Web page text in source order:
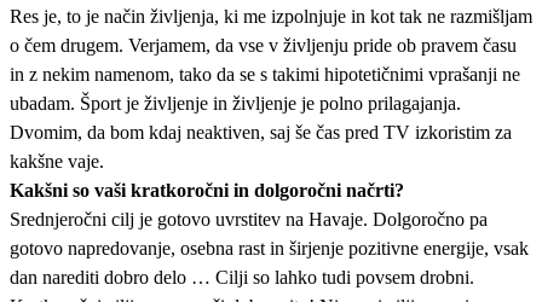
Res je, to je način življenja, ki me izpolnjuje in kot tak ne razmišljam
o čem drugem. Verjamem, da vse v življenju pride ob pravem času
in z nekim namenom, tako da se s takimi hipotetičnimi vprašanji ne
ubadam. Šport je življenje in življenje je polno prilagajanja.
Dvomim, da bom kdaj neaktiven, saj še čas pred TV izkoristim za
kakšne vaje.
Kakšni so vaši kratkoročni in dolgoročni načrti?
Srednjeročni cilj je gotovo uvrstitev na Havaje. Dolgoročno pa
gotovo napredovanje, osebna rast in širjenje pozitivne energije, vsak
dan narediti dobro delo … Cilji so lahko tudi povsem drobni.